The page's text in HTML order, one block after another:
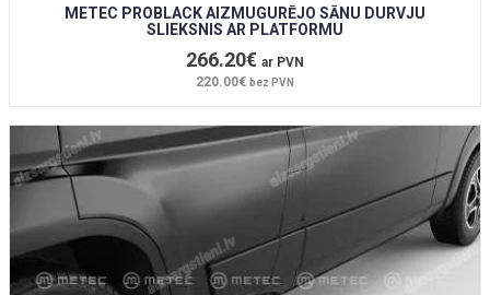
METEC PROBLACK AIZMUGURĒJO SĀNU DURVJU
SLIEKSNIS AR PLATFORMU
266.20€ ar PVN
220.00€ bez PVN